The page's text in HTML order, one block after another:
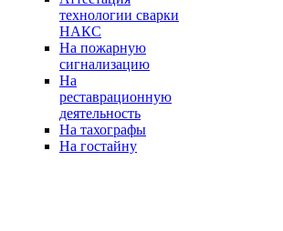
технологии сварки
НАКС
На пожарную
сигнализацию
На
реставрационную
деятельность
На тахографы
На гостайну